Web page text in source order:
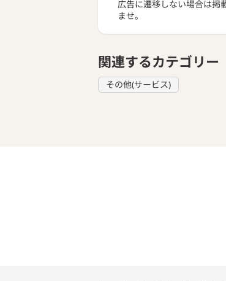
広告に遷移しない場合は掲
ませ。
関連するカテゴリー
その他(サービス)